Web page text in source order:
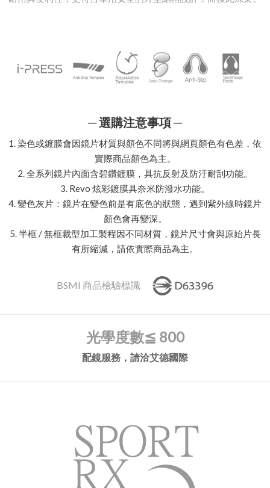
─ 選購注意事項 ─
1. 染色或鍍膜會因鏡片材質與顏色不同將與網頁顏色有色差，依
實際商品顏色為主。
2. 全系列鏡片內面含碧鑽鍍膜，具抗反射及防汙耐刮功能。
3. Revo 炫彩鍍膜具奈米防潑水功能。
4. 變色灰片：鏡片在變色前是有底色的狀態，遇到紫外線時鏡片
顏色會再變深。
5. 半框 / 無框裁型加工製程因不同材質，鏡片尺寸會與原始片長
有所縮減，請依實際商品為主。
BSMI 商品檢驗標識
光學度數≦ 800
配鏡服務，請洽艾德國際